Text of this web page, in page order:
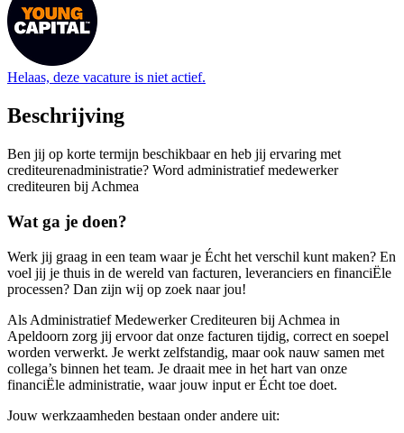
Helaas, deze vacature is niet actief.
Beschrijving
Ben jij op korte termijn beschikbaar en heb jij ervaring met
crediteurenadministratie? Word administratief medewerker
crediteuren bij Achmea
Wat ga je doen?
Werk jij graag in een team waar je Écht het verschil kunt maken? En
voel jij je thuis in de wereld van facturen, leveranciers en financiËle
processen? Dan zijn wij op zoek naar jou!
Als Administratief Medewerker Crediteuren bij Achmea in
Apeldoorn zorg jij ervoor dat onze facturen tijdig, correct en soepel
worden verwerkt. Je werkt zelfstandig, maar ook nauw samen met
collega’s binnen het team. Je draait mee in het hart van onze
financiËle administratie, waar jouw input er Écht toe doet.
Jouw werkzaamheden bestaan onder andere uit: